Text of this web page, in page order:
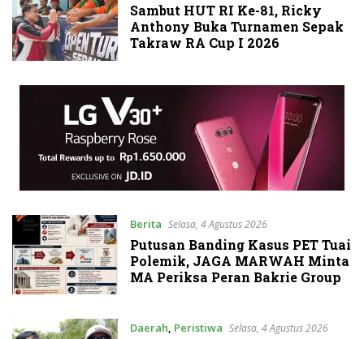
2026
Sambut HUT RI Ke-81, Ricky
Anthony Buka Turnamen Sepak
Takraw RA Cup I 2026
Berita Selasa, 4 Agustus 2026
Putusan Banding Kasus PET Tuai
Polemik, JAGA MARWAH Minta
MA Periksa Peran Bakrie Group
Daerah, Peristiwa Selasa, 4 Agustus 2026